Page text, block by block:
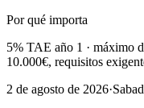
Por qué importa
5% TAE año 1 · máximo
10.000€, requisitos
2 de agosto de 2026·